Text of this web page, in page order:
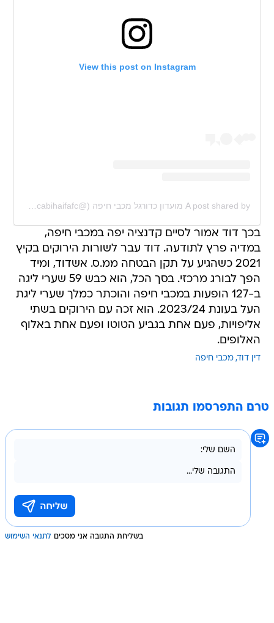
View this post on Instagram
בכך דוד אמור לסיים קדנציה יפה במכבי חיפה,
במדיה פרץ לתודעה. דוד עבר לשורות הירוקים בקיץ
2021 כשהגיע על תקן הבטחה ממ.ס. אשדוד, ומיד
הפך לבורג מרכזי. בסך הכל, הוא כבש 59 שערי ליגה
ב-127 הופעות במכבי חיפה והוכתר כמלך שערי ליגת
העל בעונת 2023/24. הוא זכה עם הירוקים בשתי
אליפויות, פעם אחת בגביע הטוטו ופעם אחת באלוף
האלופים.
דין דוד מכבי חיפה
טרם התפרסמו תגובות
בשליחת התגובה אני מסכים לתנאי השימוש